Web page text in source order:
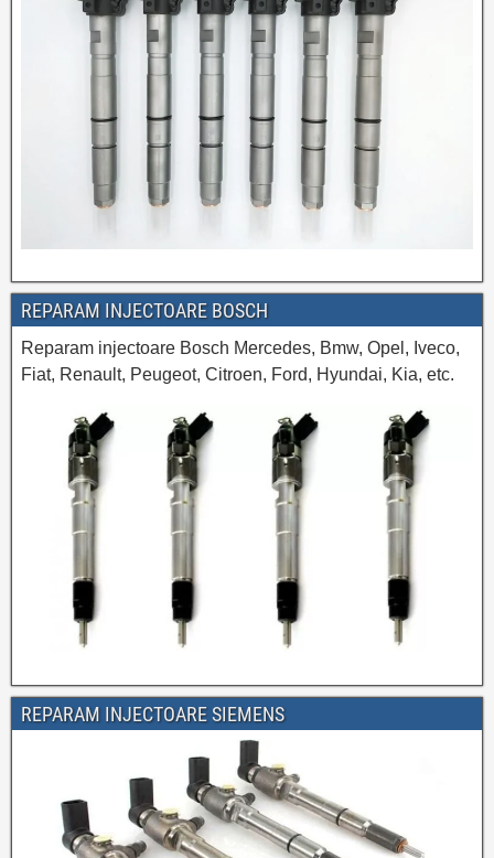
REPARAM INJECTOARE BOSCH
Reparam injectoare Bosch Mercedes, Bmw, Opel, Iveco,
Fiat, Renault, Peugeot, Citroen, Ford, Hyundai, Kia, etc.
REPARAM INJECTOARE SIEMENS